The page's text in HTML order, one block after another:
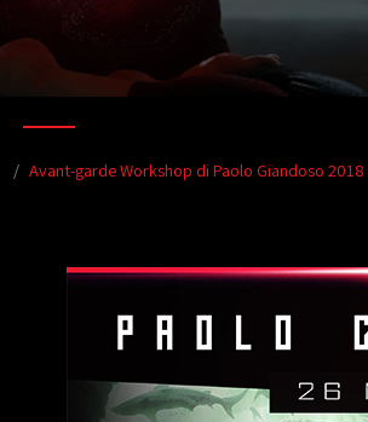
Avant-garde Workshop di Paolo Giandoso 2018